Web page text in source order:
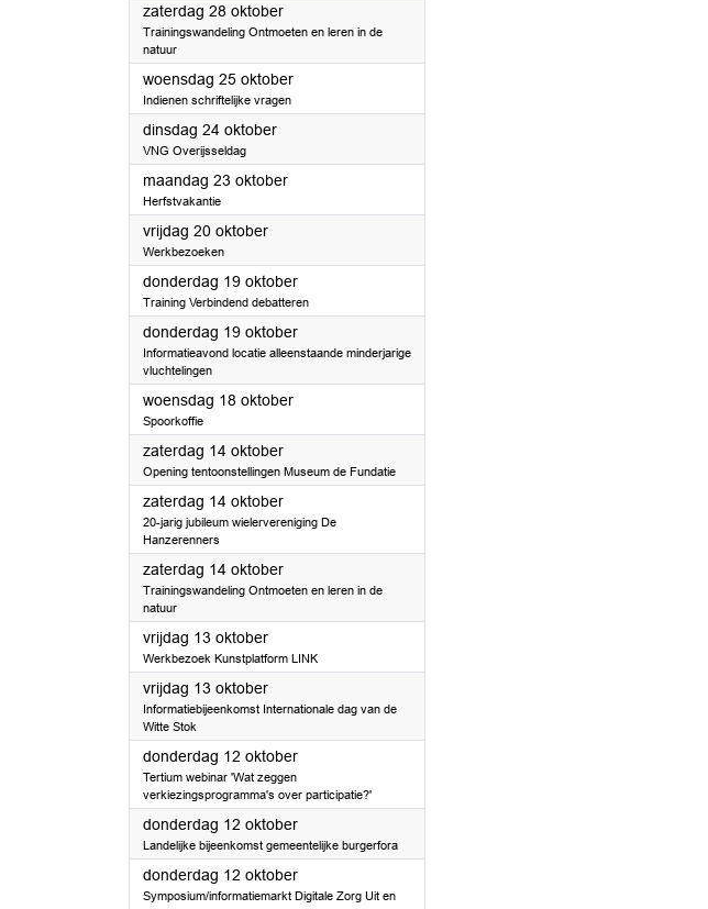
zaterdag 28 oktober2023
Trainingswandeling Ontmoeten en leren in de
natuur
woensdag 25 oktober2023
Indienen schriftelijke vragen
dinsdag 24 oktober2023
VNG Overijsseldag
maandag 23 oktober2023
Herfstvakantie
vrijdag 20 oktober2023
Werkbezoeken
donderdag 19 oktober2023
Training Verbindend debatteren
donderdag 19 oktober2023
Informatieavond locatie alleenstaande minderjarige
vluchtelingen
woensdag 18 oktober2023
Spoorkoffie
zaterdag 14 oktober2023
Opening tentoonstellingen Museum de Fundatie
zaterdag 14 oktober2023
20-jarig jubileum wielervereniging De
Hanzerenners
zaterdag 14 oktober2023
Trainingswandeling Ontmoeten en leren in de
natuur
vrijdag 13 oktober2023
Werkbezoek Kunstplatform LINK
vrijdag 13 oktober2023
Informatiebijeenkomst Internationale dag van de
Witte Stok
donderdag 12 oktober2023
Tertium webinar 'Wat zeggen
verkiezingsprogramma's over participatie?'
donderdag 12 oktober2023
Landelijke bijeenkomst gemeentelijke burgerfora
donderdag 12 oktober2023
Symposium/informatiemarkt Digitale Zorg Uit en